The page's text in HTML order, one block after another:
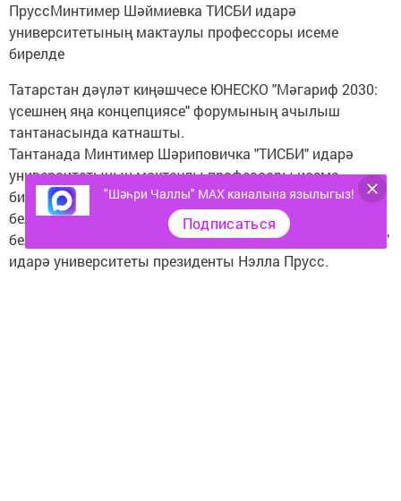
ПруссМинтимер Шәймиевка ТИСБИ идарә
университетының мактаулы профессоры исеме
бирелде
Татарстан дәүләт киңәшчесе ЮНЕСКО "Мәгариф 2030:
үсешнең яңа концепциясе" форумының ачылыш
тантанасында катнашты.
Тантанада Минтимер Шәриповичка "ТИСБИ" идарә
университетының мактаулы профессоры исеме
бирелде. "Минтимер Шәрипович безнең университет
белән һәрдаим кызыксынып тора. Ул безнең эшчәнлек
белән 25 ел буе хәбәрдар булды", - дип сөйләде "ТИСБИ"
идарә университеты президенты Нэлла Прусс.
"Шәһри Чаллы" MAX каналына язылыгыз!
Подписаться